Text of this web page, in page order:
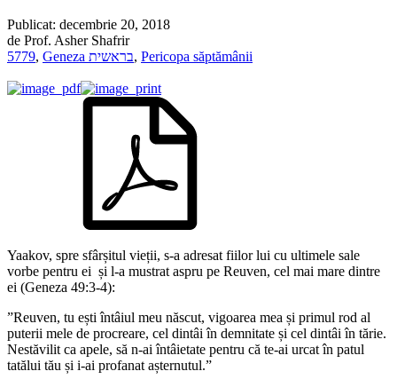
Publicat: decembrie 20, 2018
de Prof. Asher Shafrir
5779, Geneza בראשית, Pericopa săptămânii
Yaakov, spre sfârșitul vieții, s-a adresat fiilor lui cu ultimele sale
vorbe pentru ei și l-a mustrat aspru pe Reuven, cel mai mare dintre
ei (Geneza 49:3-4):
”Reuven, tu ești întâiul meu născut, vigoarea mea și primul rod al
puterii mele de procreare, cel dintâi în demnitate și cel dintâi în tărie.
Nestăvilit ca apele, să n-ai întâietate pentru că te-ai urcat în patul
tatălui tău și i-ai profanat așternutul.”